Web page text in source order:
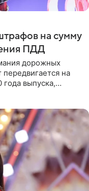
на сумму
ПДД
дорожных
на
выпуска,